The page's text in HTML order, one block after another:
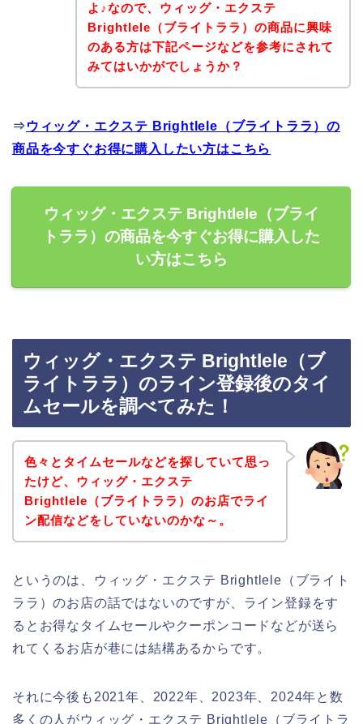
よ♪なので、ウィッグ・エクステ
Brightlele（ブライトララ）の商品に興味
のある方は下記ページなどを参考にされて
みてはいかがでしょうか？
⇒ ウィッグ・エクステ Brightlele（ブライトララ）の
商品を今すぐお得に購入したい方はこちら
ウィッグ・エクステ Brightlele（ブライ
トララ）の商品を今すぐお得に購入した
い方はこちら
ウィッグ・エクステ Brightlele（ブ
ライトララ）のライン登録後のタイ
ムセールを調べてみた！
色々とタイムセールなどを探していて思っ
たけど、ウィッグ・エクステ
Brightlele（ブライトララ）のお店でライ
ン配信などをしていないのかな～。
というのは、ウィッグ・エクステ Brightlele（ブライト
ララ）のお店の話ではないのですが、ライン登録をす
るとお得なタイムセールやクーポンコードなどが送ら
れてくるお店が巷には結構あるからです。
それに今後も2021年、2022年、2023年、2024年と数
多くの人がウィッグ・エクステ Brightlele（ブライトラ